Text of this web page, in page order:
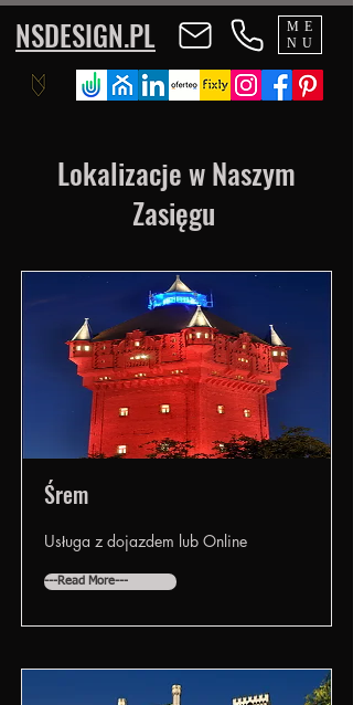
ME
NU
NSDESIGN.PL
Lokalizacje w Naszym
Zasięgu
Śrem
Usługa z dojazdem lub Online
---Read More---